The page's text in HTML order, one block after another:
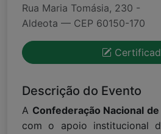
Rua Maria Tomásia, 230 -
Aldeota — CEP 60150-170
Descrição do Evento
A Confederação Nacional
com o apoio institucional